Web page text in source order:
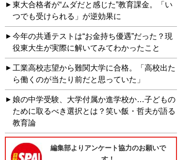
東大合格者が“ムダだと感じた”教育課金。「い
つでも受けられる」が逆効果に
今年の共通テストは“お金持ち優遇”だった？現
役東大生が実際に解いてみてわかったこと
工業高校志望から難関大学に合格。「高校出た
ら働くのが当たり前だと思っていた」
娘の中学受験、大学付属か進学校か…子どもの
ために取るべき選択とは？笑い飯・哲夫が語る
教育論